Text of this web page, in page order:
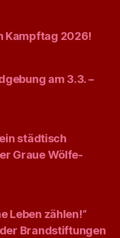
Kampftag 2026!
am 3.3. –
städtisch
Graue Wölfe-
Leben zählen!“
Brandstiftungen